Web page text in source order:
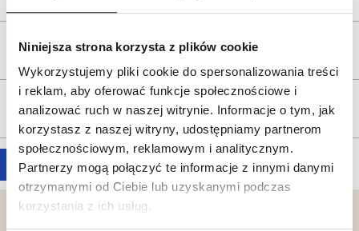
Niniejsza strona korzysta z plików cookie
Wykorzystujemy pliki cookie do spersonalizowania treści
i reklam, aby oferować funkcje społecznościowe i
analizować ruch w naszej witrynie. Informacje o tym, jak
korzystasz z naszej witryny, udostępniamy partnerom
społecznościowym, reklamowym i analitycznym.
Partnerzy mogą połączyć te informacje z innymi danymi
otrzymanymi od Ciebie lub uzyskanymi podczas
korzystania z ich usług.
Reklamacje i zwroty
Tagi